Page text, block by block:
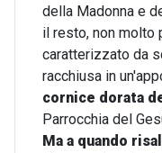
della Madonna e
il resto, non molto
caratterizzato da
racchiusa in
cornice dorata
Parrocchia del
Ma a quando